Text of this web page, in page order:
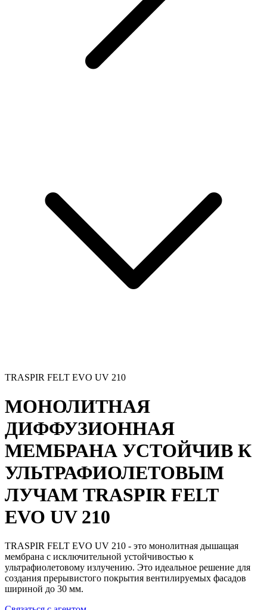
TRASPIR FELT EVO UV 210
МОНОЛИТНАЯ
ДИФФУЗИОННАЯ
МЕМБРАНА УСТОЙЧИВ К
УЛЬТРАФИОЛЕТОВЫМ
ЛУЧАМ TRASPIR FELT
EVO UV 210
TRASPIR FELT EVO UV 210 - это монолитная дышащая
мембрана с исключительной устойчивостью к
ультрафиолетовому излучению. Это идеальное решение для
создания прерывистого покрытия вентилируемых фасадов
шириной до 30 мм.